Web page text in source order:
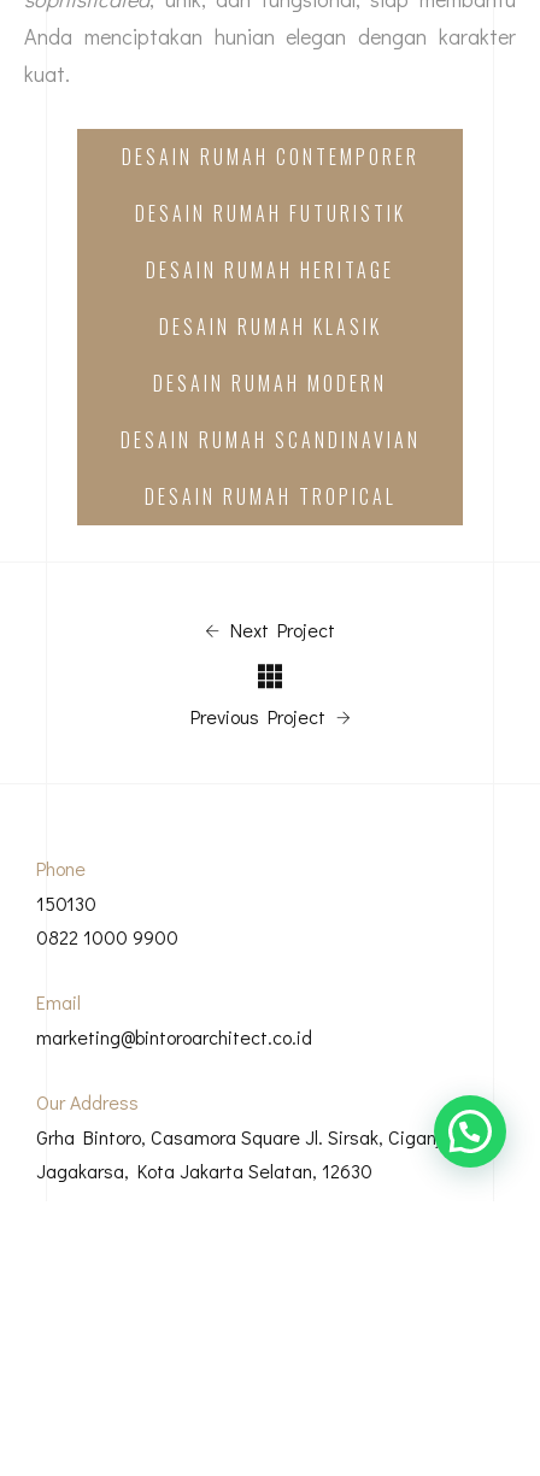
Anda menciptakan hunian elegan dengan karakter
kuat.
DESAIN RUMAH CONTEMPORER
DESAIN RUMAH FUTURISTIK
DESAIN RUMAH HERITAGE
DESAIN RUMAH KLASIK
DESAIN RUMAH MODERN
DESAIN RUMAH SCANDINAVIAN
DESAIN RUMAH TROPICAL
Next Project
Previous Project
Phone
150130
0822 1000 9900
Email
marketing@bintoroarchitect.co.id
Our Address
Grha Bintoro, Casamora Square Jl. Sirsak, Ciganjur, Kec.
Jagakarsa, Kota Jakarta Selatan, 12630